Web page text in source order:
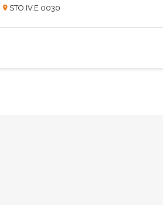
STO.IV.E 0030